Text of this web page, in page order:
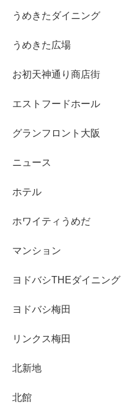
うめきたダイニング
うめきた広場
お初天神通り商店街
エストフードホール
グランフロント大阪
ニュース
ホテル
ホワイティうめだ
マンション
ヨドバシTHEダイニング
ヨドバシ梅田
リンクス梅田
北新地
北館